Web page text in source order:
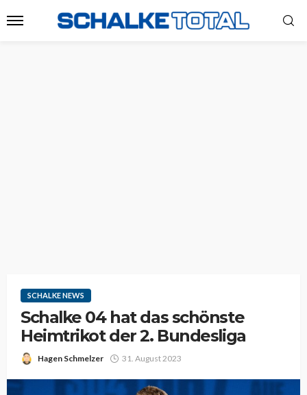
SCHALKE NEWS
Schalke 04 hat das schönste
Heimtrikot der 2. Bundesliga
Hagen Schmelzer 31. August 2023